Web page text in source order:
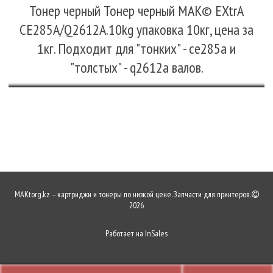
Тонер черный Тонер черный MAK© EXtrA
CE285A/Q2612A.10kg упаковка 10кг, цена за
1кг. Подходит для "тонких" - ce285a и
"толстых" - q2612a валов.
MAKtorg.kz – картриджи и тонеры по низкой цене. Запчасти для принтеров.
2026
Работает на InSales